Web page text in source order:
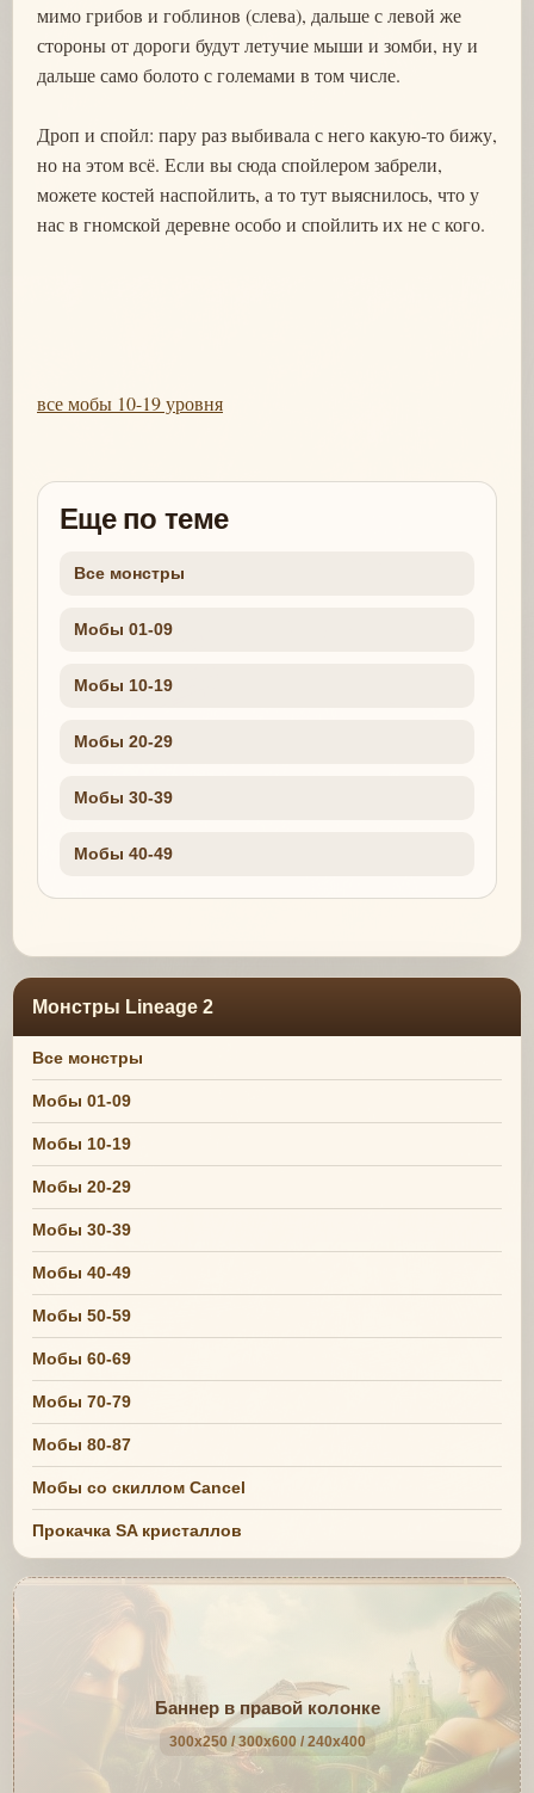
мимо грибов и гоблинов (слева), дальше с левой же
стороны от дороги будут летучие мыши и зомби, ну и
дальше само болото с големами в том числе.
Дроп и спойл: пару раз выбивала с него какую-то бижу,
но на этом всё. Если вы сюда спойлером забрели,
можете костей наспойлить, а то тут выяснилось, что у
нас в гномской деревне особо и спойлить их не с кого.
все мобы 10-19 уровня
Еще по теме
Все монстры
Мобы 01-09
Мобы 10-19
Мобы 20-29
Мобы 30-39
Мобы 40-49
Монстры Lineage 2
Все монстры
Мобы 01-09
Мобы 10-19
Мобы 20-29
Мобы 30-39
Мобы 40-49
Мобы 50-59
Мобы 60-69
Мобы 70-79
Мобы 80-87
Мобы со скиллом Cancel
Прокачка SA кристаллов
Баннер в правой колонке
300x250 / 300x600 / 240x400